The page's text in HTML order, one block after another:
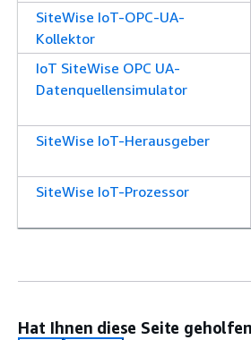
SiteWise IoT-OPC-UA-
Kollektor
IoT SiteWise OPC UA-
Datenquellensimulator
SiteWise IoT-Herausgeber
SiteWise IoT-Prozessor
Hat Ihnen diese Seite